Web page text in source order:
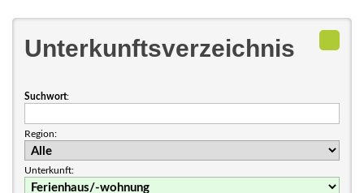
Unterkunftsverzeichnis
Suchwort:
Region:
Unterkunft: